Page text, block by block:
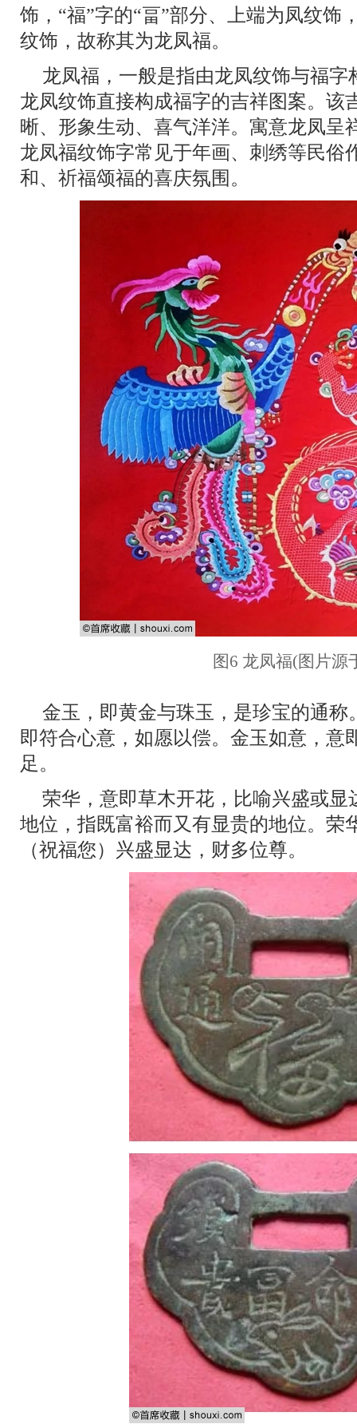
饰，“福”字的“畐”部分、上端为凤纹饰
纹饰，故称其为龙凤福。
龙凤福，一般是指由龙凤纹饰与福
龙凤纹饰直接构成福字的吉祥图案。该
晰、形象生动、喜气洋洋。寓意龙凤呈
龙凤福纹饰字常见于年画、刺绣等民俗
和、祈福颂福的喜庆氛围。
图6 龙凤福(图片源
金玉，即黄金与珠玉，是珍宝的通
即符合心意，如愿以偿。金玉如意，意
足。
荣华，意即草木开花，比喻兴盛或
地位，指既富裕而又有显贵的地位。荣
（祝福您）兴盛显达，财多位尊。